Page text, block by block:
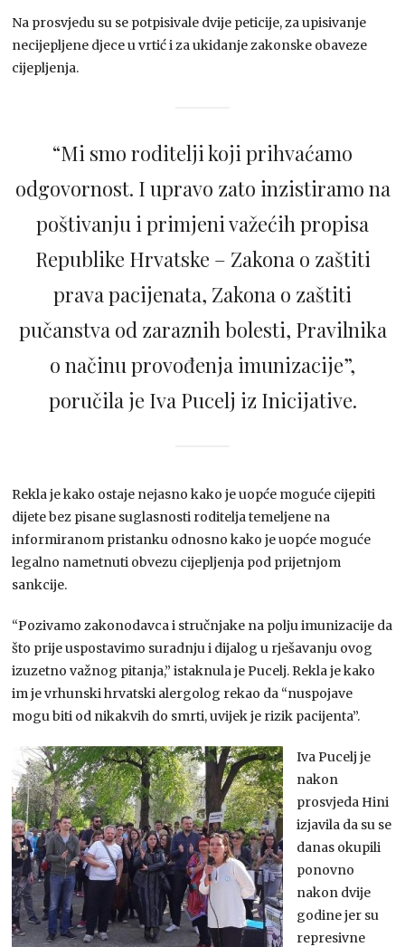
Na prosvjedu su se potpisivale dvije peticije, za upisivanje
necijepljene djece u vrtić i za ukidanje zakonske obaveze
cijepljenja.
“Mi smo roditelji koji prihvaćamo
odgovornost. I upravo zato inzistiramo na
poštivanju i primjeni važećih propisa
Republike Hrvatske – Zakona o zaštiti
prava pacijenata, Zakona o zaštiti
pučanstva od zaraznih bolesti, Pravilnika
o načinu provođenja imunizacije”,
poručila je Iva Pucelj iz Inicijative.
Rekla je kako ostaje nejasno kako je uopće moguće cijepiti
dijete bez pisane suglasnosti roditelja temeljene na
informiranom pristanku odnosno kako je uopće moguće
legalno nametnuti obvezu cijepljenja pod prijetnjom
sankcije.
“Pozivamo zakonodavca i stručnjake na polju imunizacije da
što prije uspostavimo suradnju i dijalog u rješavanju ovog
izuzetno važnog pitanja,” istaknula je Pucelj. Rekla je kako
im je vrhunski hrvatski alergolog rekao da “nuspojave
mogu biti od nikakvih do smrti, uvijek je rizik pacijenta”.
Iva Pucelj je
nakon
prosvjeda Hini
izjavila da su se
danas okupili
ponovno
nakon dvije
godine jer su
represivne